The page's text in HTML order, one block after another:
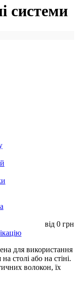
системи
від 0 грн
для використання
столі або на стіні.
волокон, їх